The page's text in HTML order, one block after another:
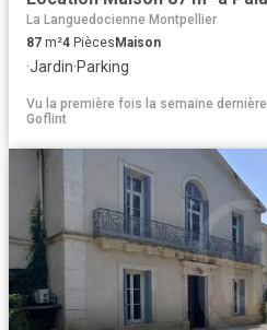
La Languedocienne Montpellier
87 m²4 Pièces Maison
·Jardin·Parking
Vu la première fois la semaine dernière
Goflint